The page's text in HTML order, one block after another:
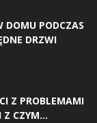
DOMU PODCZAS
DRZWI
Z PROBLEMAMI
Z CZYM...